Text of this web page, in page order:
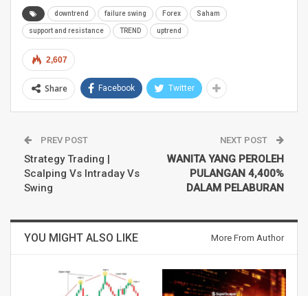
downtrend failure swing Forex Saham
support and resistance TREND uptrend
2,607
Share Facebook Twitter
PREV POST
Strategy Trading |
Scalping Vs Intraday Vs
Swing
NEXT POST
WANITA YANG PEROLEH
PULANGAN 4,400%
DALAM PELABURAN
YOU MIGHT ALSO LIKE More From Author